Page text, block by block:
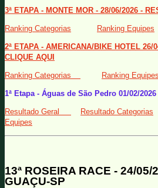
3ª ETAPA - MONTE MOR - 28/06/2026 -
Ranking Categorias Ranking Equipes
2ª ETAPA - AMERICANA/BIKE HOTEL 26/
CLIQUE AQUI
Ranking Categorias Ranking Equipes
1ª Etapa - Águas de São Pedro 01/02/2026
Resultado Geral Resultado Categorias
Equipes
13ª ROSEIRA RACE - 24/05/
GUAÇU-SP